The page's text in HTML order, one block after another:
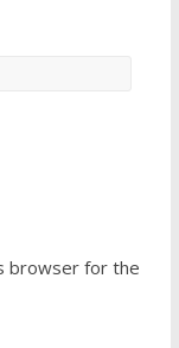
browser for the